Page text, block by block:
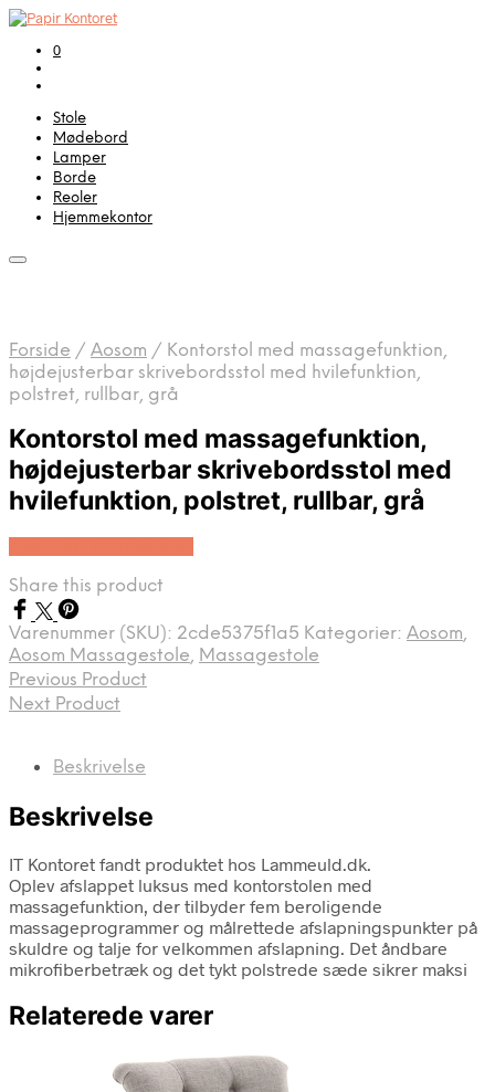
0
Stole
Mødebord
Lamper
Borde
Reoler
Hjemmekontor
Forside / Aosom / Kontorstol med massagefunktion,
højdejusterbar skrivebordsstol med hvilefunktion,
polstret, rullbar, grå
Kontorstol med massagefunktion,
højdejusterbar skrivebordsstol med
hvilefunktion, polstret, rullbar, grå
Share this product
Varenummer (SKU): 2cde5375f1a5 Kategorier: Aosom,
Aosom Massagestole, Massagestole
Previous Product
Next Product
Beskrivelse
Beskrivelse
IT Kontoret fandt produktet hos Lammeuld.dk.
Oplev afslappet luksus med kontorstolen med
massagefunktion, der tilbyder fem beroligende
massageprogrammer og målrettede afslapningspunkter på
skuldre og talje for velkommen afslapning. Det åndbare
mikrofiberbetræk og det tykt polstrede sæde sikrer maksi
Relaterede varer